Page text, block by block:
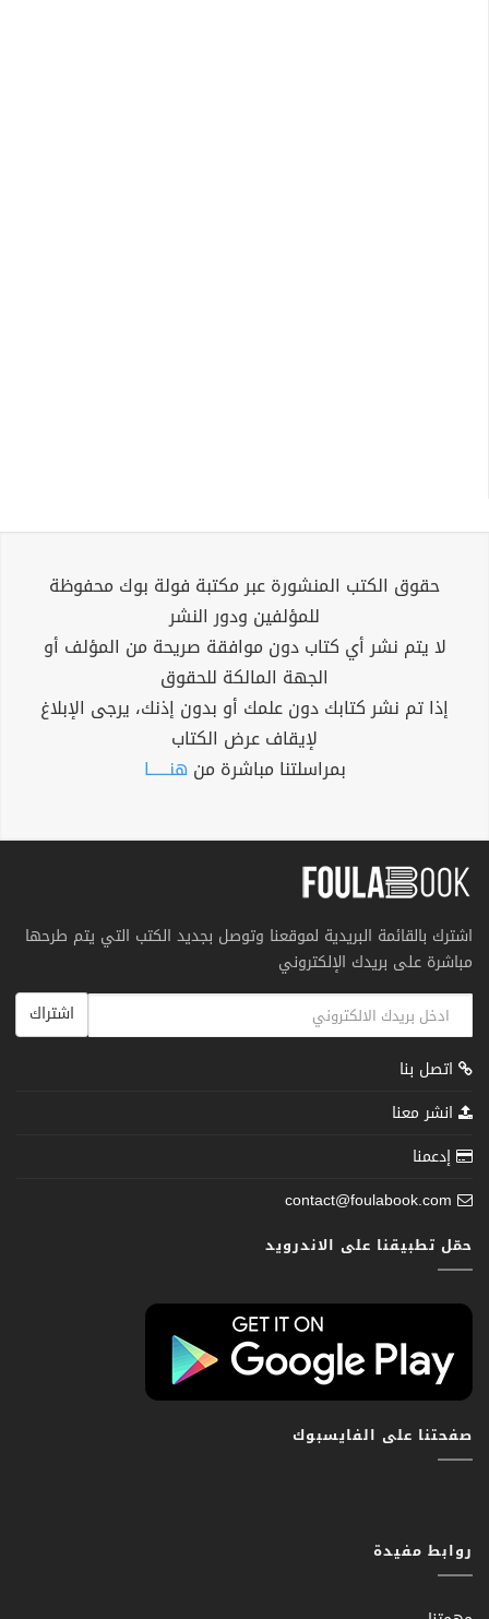
حقوق الكتب المنشورة عبر مكتبة فولة بوك محفوظة
للمؤلفين ودور النشر
لا يتم نشر أي كتاب دون موافقة صريحة من المؤلف أو
الجهة المالكة للحقوق
إذا تم نشر كتابك دون علمك أو بدون إذنك، يرجى الإبلاغ
لإيقاف عرض الكتاب
بمراسلتنا مباشرة من هنــــــا
اشترك بالقائمة البريدية لموقعنا وتوصل بجديد الكتب التي يتم طرحها
مباشرة على بريدك الإلكتروني
اشتراك
اتصل بنا
انشر معنا
إدعمنا
contact@foulabook.com
حمّل تطبيقنا على الاندرويد
صفحتنا على الفايسبوك
روابط مفيدة